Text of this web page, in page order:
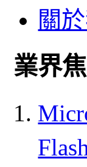
關
業界